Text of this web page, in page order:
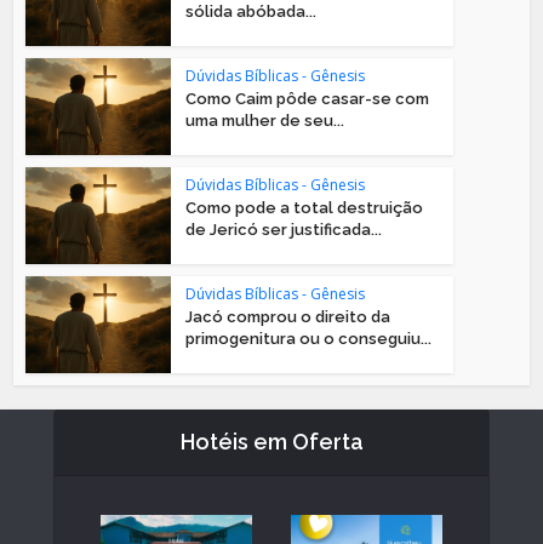
sólida abóbada...
Dúvidas Bíblicas - Gênesis
Como Caim pôde casar-se com
uma mulher de seu...
Dúvidas Bíblicas - Gênesis
Como pode a total destruição
de Jericó ser justificada...
Dúvidas Bíblicas - Gênesis
Jacó comprou o direito da
primogenitura ou o conseguiu...
Hotéis em Oferta